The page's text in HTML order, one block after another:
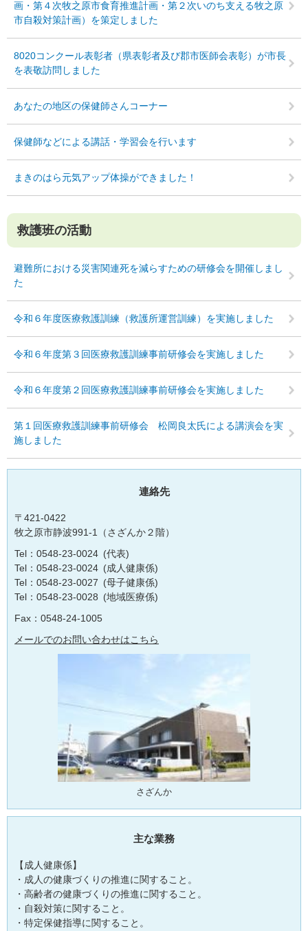
画・第４次牧之原市食育推進計画・第２次いのち支える牧之原
市自殺対策計画）を策定しました
8020コンクール表彰者（県表彰者及び郡市医師会表彰）が市長
を表敬訪問しました
あなたの地区の保健師さんコーナー
保健師などによる講話・学習会を行います
まきのはら元気アップ体操ができました！
救護班の活動
避難所における災害関連死を減らすための研修会を開催しまし
た
令和６年度医療救護訓練（救護所運営訓練）を実施しました
令和６年度第３回医療救護訓練事前研修会を実施しました
令和６年度第２回医療救護訓練事前研修会を実施しました
第１回医療救護訓練事前研修会 松岡良太氏による講演会を実
施しました
連絡先
〒421-0422
牧之原市静波991-1（さざんか２階）
Tel：0548-23-0024
代表
Tel：0548-23-0024
成人健康係
Tel：0548-23-0027
母子健康係
Tel：0548-23-0028
地域医療係
Fax：0548-24-1005
メールでのお問い合わせはこちら
さざんか
主な業務
【成人健康係】
・成人の健康づくりの推進に関すること。
・高齢者の健康づくりの推進に関すること。
・自殺対策に関すること。
・特定保健指導に関すること。